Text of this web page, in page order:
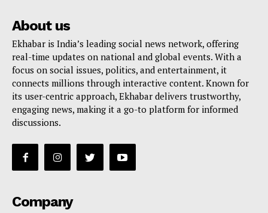
About us
Ekhabar is India’s leading social news network, offering
real-time updates on national and global events. With a
focus on social issues, politics, and entertainment, it
connects millions through interactive content. Known for
its user-centric approach, Ekhabar delivers trustworthy,
engaging news, making it a go-to platform for informed
discussions.
Company